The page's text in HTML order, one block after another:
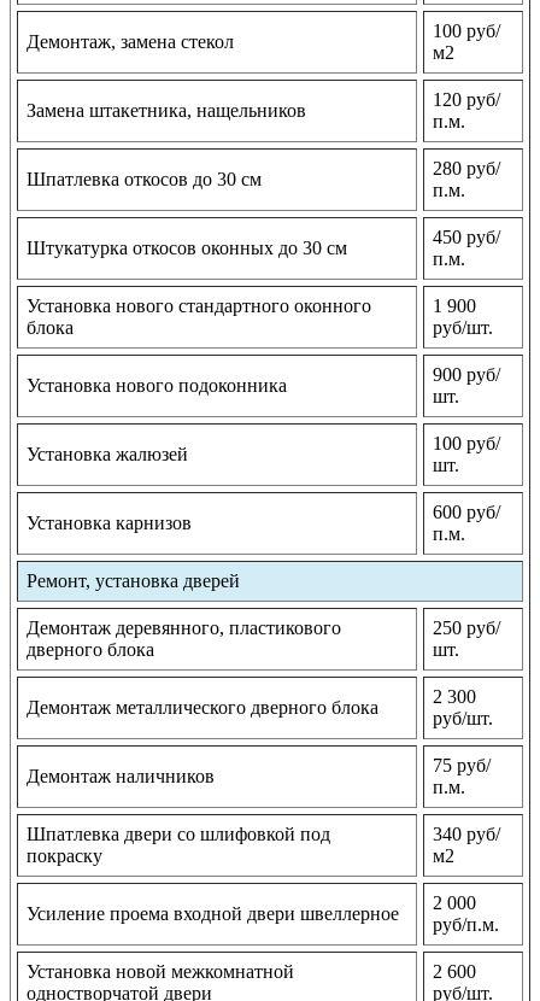
Демонтаж, замена стекол
100 руб/
м2
Замена штакетника, нащельников
120 руб/
п.м.
Шпатлевка откосов до 30 см
280 руб/
п.м.
Штукатурка откосов оконных до 30 см
450 руб/
п.м.
Установка нового стандартного оконного
блока
1 900
руб/шт.
Установка нового подоконника
900 руб/
шт.
Установка жалюзей
100 руб/
шт.
Установка карнизов
600 руб/
п.м.
Ремонт, установка дверей
Демонтаж деревянного, пластикового
дверного блока
250 руб/
шт.
Демонтаж металлического дверного блока
2 300
руб/шт.
Демонтаж наличников
75 руб/
п.м.
Шпатлевка двери со шлифовкой под
покраску
340 руб/
м2
Усиление проема входной двери швеллерное
2 000
руб/п.м.
Установка новой межкомнатной
одностворчатой двери
2 600
руб/шт.